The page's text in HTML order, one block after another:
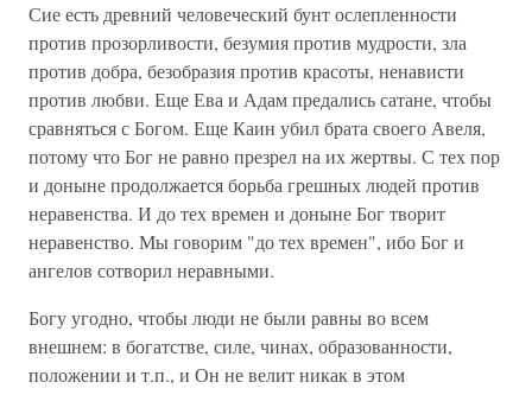
Сие есть древний человеческий бунт ослепленности
против прозорливости, безумия против мудрости, зла
против добра, безобразия против красоты, ненависти
против любви. Еще Ева и Адам предались сатане, чтобы
сравняться с Богом. Еще Каин убил брата своего Авеля,
потому что Бог не равно презрел на их жертвы. С тех пор
и доныне продолжается борьба грешных людей против
неравенства. И до тех времен и доныне Бог творит
неравенство. Мы говорим "до тех времен", ибо Бог и
ангелов сотворил неравными.
Богу угодно, чтобы люди не были равны во всем
внешнем: в богатстве, силе, чинах, образованности,
положении и т.п., и Он не велит никак в этом